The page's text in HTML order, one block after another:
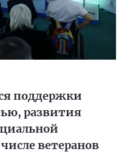
поддержки
развития
ветеранов